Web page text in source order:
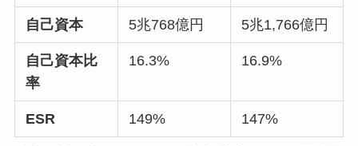
自己資本 5兆768億円 5兆1,766億円
自己資本比
率
16.3% 16.9%
ESR 149% 147%